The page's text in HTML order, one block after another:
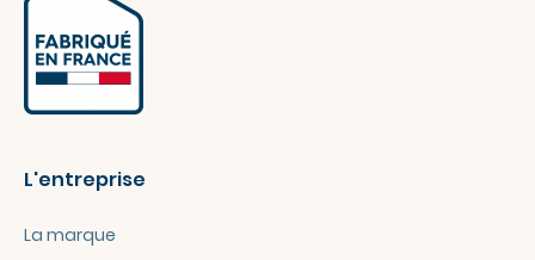
L'entreprise
La marque